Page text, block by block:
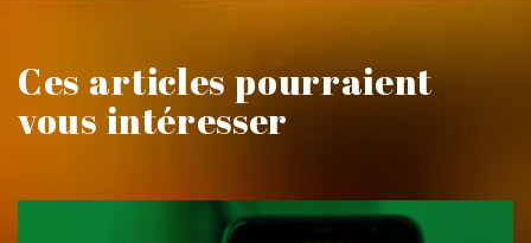
Ces articles pourraient
vous intéresser